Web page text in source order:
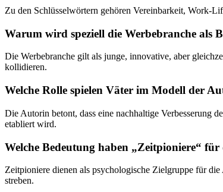
Zu den Schlüsselwörtern gehören Vereinbarkeit, Work-
Warum wird speziell die Werbebranche als
Die Werbebranche gilt als junge, innovative, aber
kollidieren.
Welche Rolle spielen Väter im Modell der
Die Autorin betont, dass eine nachhaltige Verbesserung
etabliert wird.
Welche Bedeutung haben „Zeitpioniere“ für
Zeitpioniere dienen als psychologische Zielgruppe für
streben.